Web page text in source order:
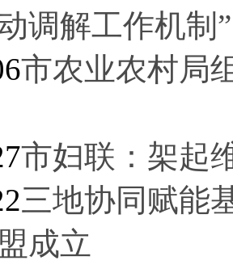
调解工作机制”
市农业农村局
市妇联：架起
三地协同赋能
成立